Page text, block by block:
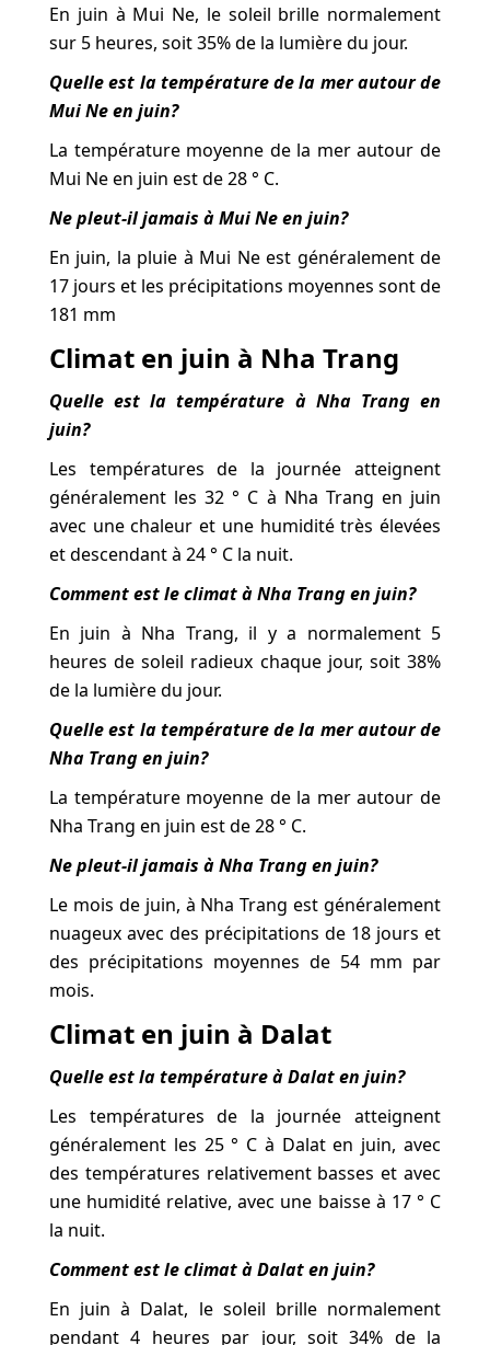
En juin à Mui Ne, le soleil brille normalement
sur 5 heures, soit 35% de la lumière du jour.
Quelle est la température de la mer autour de
Mui Ne en juin?
La température moyenne de la mer autour de
Mui Ne en juin est de 28 ° C.
Ne pleut-il jamais à Mui Ne en juin?
En juin, la pluie à Mui Ne est généralement de
17 jours et les précipitations moyennes sont de
181 mm
Climat en juin à Nha Trang
Quelle est la température à Nha Trang en
juin?
Les températures de la journée atteignent
généralement les 32 ° C à Nha Trang en juin
avec une chaleur et une humidité très élevées
et descendant à 24 ° C la nuit.
Comment est le climat à Nha Trang en juin?
En juin à Nha Trang, il y a normalement 5
heures de soleil radieux chaque jour, soit 38%
de la lumière du jour.
Quelle est la température de la mer autour de
Nha Trang en juin?
La température moyenne de la mer autour de
Nha Trang en juin est de 28 ° C.
Ne pleut-il jamais à Nha Trang en juin?
Le mois de juin, à Nha Trang est généralement
nuageux avec des précipitations de 18 jours et
des précipitations moyennes de 54 mm par
mois.
Climat en juin à Dalat
Quelle est la température à Dalat en juin?
Les températures de la journée atteignent
généralement les 25 ° C à Dalat en juin, avec
des températures relativement basses et avec
une humidité relative, avec une baisse à 17 ° C
la nuit.
Comment est le climat à Dalat en juin?
En juin à Dalat, le soleil brille normalement
pendant 4 heures par jour, soit 34% de la